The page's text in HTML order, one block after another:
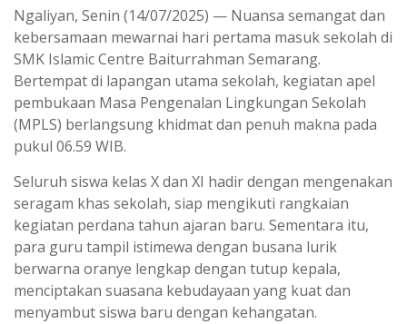
Ngaliyan, Senin (14/07/2025) — Nuansa semangat dan
kebersamaan mewarnai hari pertama masuk sekolah di
SMK Islamic Centre Baiturrahman Semarang.
Bertempat di lapangan utama sekolah, kegiatan apel
pembukaan Masa Pengenalan Lingkungan Sekolah
(MPLS) berlangsung khidmat dan penuh makna pada
pukul 06.59 WIB.
Seluruh siswa kelas X dan XI hadir dengan mengenakan
seragam khas sekolah, siap mengikuti rangkaian
kegiatan perdana tahun ajaran baru. Sementara itu,
para guru tampil istimewa dengan busana lurik
berwarna oranye lengkap dengan tutup kepala,
menciptakan suasana kebudayaan yang kuat dan
menyambut siswa baru dengan kehangatan.